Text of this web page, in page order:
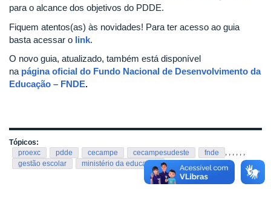
para o alcance dos objetivos do PDDE.
Fiquem atentos(as) às novidades! Para ter acesso ao guia
basta acessar o link.
O novo guia, atualizado, também está disponível
na página oficial do Fundo Nacional de Desenvolvimento da
Educação – FNDE.
Tópicos:
proexc
pdde cecampe cecampesudeste fnde
gestão escolar
ministério da educação